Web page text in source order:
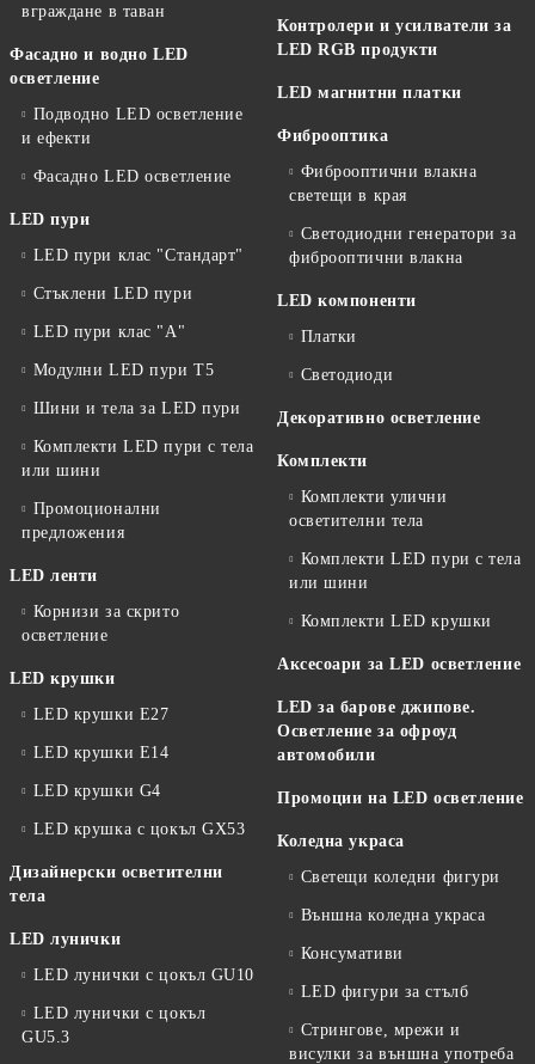
вграждане в таван
Фасадно и водно LED
осветление
Подводно LED осветление
и ефекти
Фасадно LED осветление
LED пури
LED пури клас "Стандарт"
Стъклени LED пури
LED пури клас "А"
Модулни LED пури T5
Шини и тела за LED пури
Комплекти LED пури с тела
или шини
Промоционални
предложения
LED ленти
Корнизи за скрито
осветление
LED крушки
LED крушки E27
LED крушки E14
LED крушки G4
LED крушка с цокъл GX53
Дизайнерски осветителни
тела
LED лунички
LED лунички с цокъл GU10
LED лунички с цокъл
GU5.3
Контролери и усилватели за
LED RGB продукти
LED магнитни платки
Фиброоптика
Фиброоптични влакна
светещи в края
Светодиодни генератори за
фиброоптични влакна
LED компоненти
Платки
Светодиоди
Декоративно осветление
Комплекти
Комплекти улични
осветителни тела
Комплекти LED пури с тела
или шини
Комплекти LED крушки
Аксесоари за LED осветление
LED за барове джипове.
Осветление за офроуд
автомобили
Промоции на LED осветление
Коледна украса
Светещи коледни фигури
Външна коледна украса
Консумативи
LED фигури за стълб
Стрингове, мрежи и
висулки за външна употреба